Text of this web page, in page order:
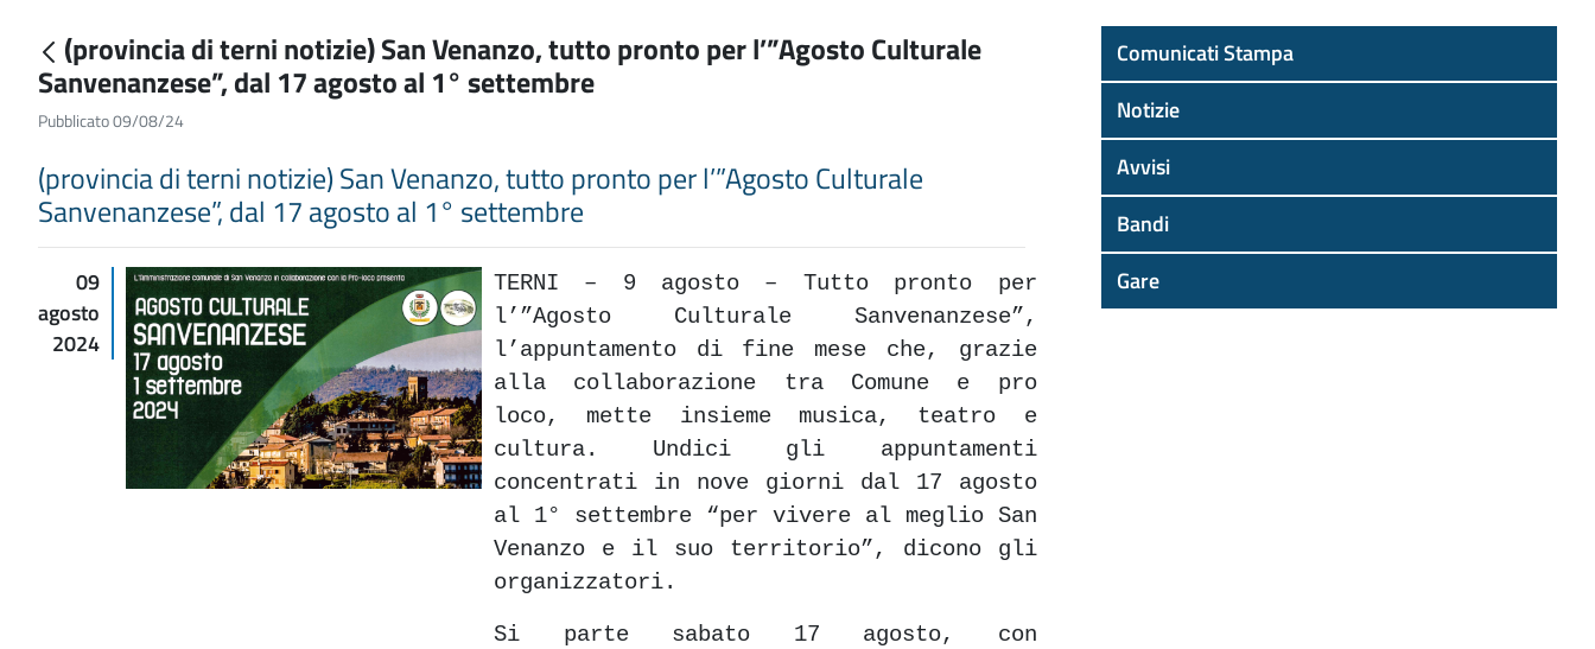
(provincia di terni notizie) San Venanzo, tutto pronto per l’”Agosto Culturale
Sanvenanzese”, dal 17 agosto al 1° settembre
Pubblicato 09/08/24
(provincia di terni notizie) San Venanzo, tutto pronto per l’”Agosto Culturale
Sanvenanzese”, dal 17 agosto al 1° settembre
09
agosto
2024
TERNI – 9 agosto – Tutto pronto per
l’”Agosto Culturale Sanvenanzese”,
l’appuntamento di fine mese che, grazie
alla collaborazione tra Comune e pro
loco, mette insieme musica, teatro e
cultura. Undici gli appuntamenti
concentrati in nove giorni dal 17 agosto
al 1° settembre “per vivere al meglio San
Venanzo e il suo territorio”, dicono gli
organizzatori.
Si parte sabato 17 agosto, con
Comunicati Stampa
Notizie
Avvisi
Bandi
Gare